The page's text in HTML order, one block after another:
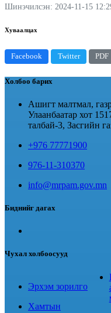
Шинэчилсэн: 2024-11-15
Хуваалцах
Facebook Twitter PDF
Холбоо барих
Ашигт малтмал,
Улаанбаатар хот
талбай-3, Засгийн
+976 77771900
976-11-310370
info@mrpam.gov.mn
Биднийг дагах
Чухал холбоосууд
Эрхэм зорилго
Хамтын